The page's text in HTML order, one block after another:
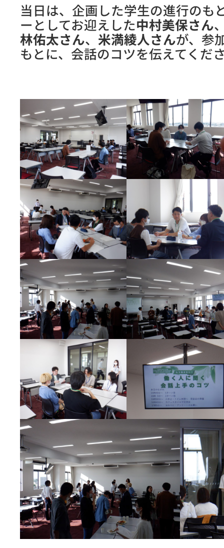
当日は、企画した学生の進行のも
ーとしてお迎えした中村美保さん
林佑太さん、 米満綾人さんが、参
もとに、会話のコツを伝えてくだ